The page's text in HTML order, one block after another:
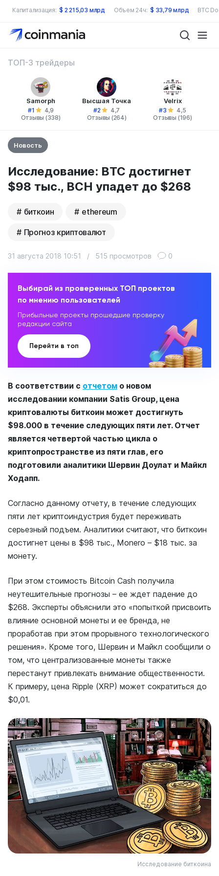
Капитализация: $ 2 215,03 млрд Объем 24ч: $ 33,79 млрд BTC
ТОП-3 трейдеры
Samorph
#1
4,9
Отзывы (338)
Высшая Точка
#2
4,7
Отзывы (264)
Velrix
#3
4,5
Отзывы (196)
Новость
Исследование: BTC достигнет
$98 тыс., BCH упадет до $268
биткоин ethereum
Прогноз криптовалют
31 августа 2018 10:51 / 515 просмотров 0
Выбирай из проверенных ТОП проектов
по мнению пользователей
Прибыльные проекты прошедшие проверку
редакции сайта
Перейти в топ
В соответствии с отчетом о новом
исследовании компании Satis Group, цена
криптовалюты биткоин может достигнуть
$98.000 в течение следующих пяти лет. Отчет
является четвертой частью цикла о
криптопространстве из пяти глав, его
подготовили аналитики Шервин Доулат и Майкл
Ходапп.
Согласно данному отчету, в течение следующих
пяти лет криптоиндустрия будет переживать
серьезный подъем. Аналитики считают, что биткоин
достигнет цены в $98 тыс., Monero – $18 тыс. за
монету.
При этом стоимость Bitcoin Cash получила
неутешительные прогнозы – ее ждет падение до
$268. Эксперты объяснили это «попыткой присвоить
влияние основной монеты и ее бренда, не
проработав при этом прорывного технологического
решения». Кроме того, Шервин и Майкл сообщили о
том, что централизованные монеты также
перестанут привлекать внимание общественности.
К примеру, цена Ripple (XRP) может сократиться до
$0,01.
Исследование биткоина